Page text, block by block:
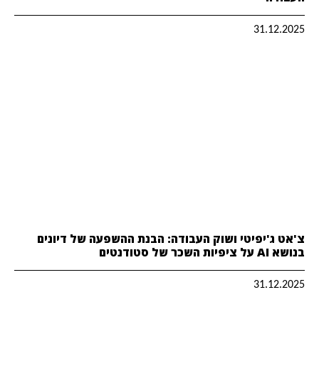
31.12.2025
צ'אט ג'יפיטי ושוק העבודה: הבנת ההשפעה של דיונים
בנושא AI על ציפיות השכר של סטודנטים
31.12.2025